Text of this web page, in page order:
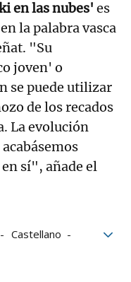
en las nubes' es
la palabra vasca
"Su
joven' o
se puede utilizar
de los recados
La evolución
sí", añade el
Castellano